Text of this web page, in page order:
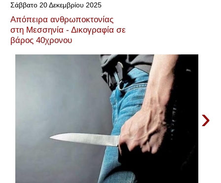
Σάββατο 20 Δεκεμβρίου 2025
Απόπειρα ανθρωποκτονίας
στη Μεσσηνία - Δικογραφία σε
βάρος 40χρονου
›